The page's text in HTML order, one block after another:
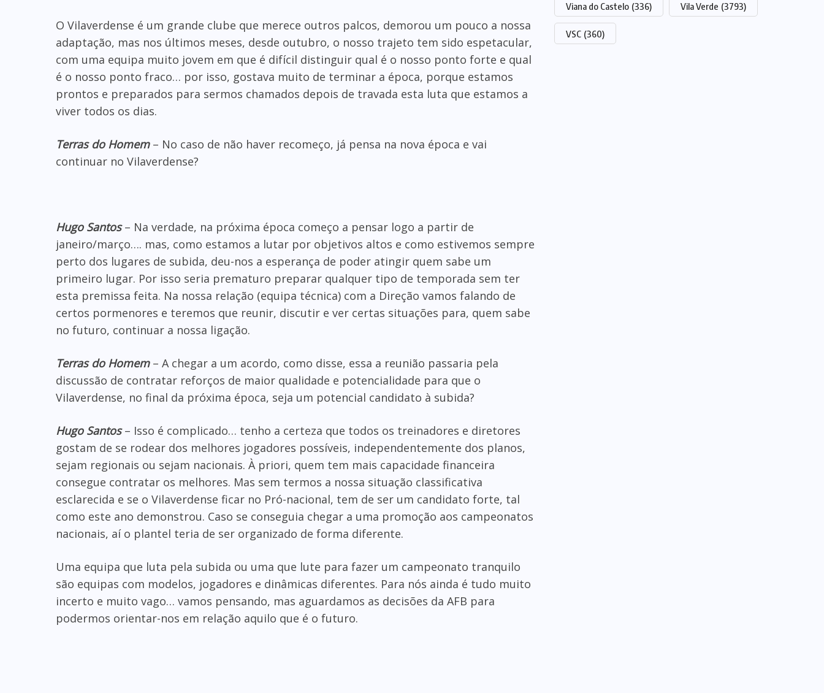
O Vilaverdense é um grande clube que merece outros palcos, demorou um pouco a nossa
adaptação, mas nos últimos meses, desde outubro, o nosso trajeto tem sido espetacular,
com uma equipa muito jovem em que é difícil distinguir qual é o nosso ponto forte e qual
é o nosso ponto fraco… por isso, gostava muito de terminar a época, porque estamos
prontos e preparados para sermos chamados depois de travada esta luta que estamos a
viver todos os dias.
Terras do Homem– No caso de não haver recomeço, já pensa na nova época e vai
continuar no Vilaverdense?
Hugo Santos– Na verdade, na próxima época começo a pensar logo a partir de
janeiro/março…. mas, como estamos a lutar por objetivos altos e como estivemos sempre
perto dos lugares de subida, deu-nos a esperança de poder atingir quem sabe um
primeiro lugar. Por isso seria prematuro preparar qualquer tipo de temporada sem ter
esta premissa feita. Na nossa relação (equipa técnica) com a Direção vamos falando de
certos pormenores e teremos que reunir, discutir e ver certas situações para, quem sabe
no futuro, continuar a nossa ligação.
Terras do Homem– A chegar a um acordo, como disse, essa a reunião passaria pela
discussão de contratar reforços de maior qualidade e potencialidade para que o
Vilaverdense, no final da próxima época, seja um potencial candidato à subida?
Hugo Santos – Isso é complicado… tenho a certeza que todos os treinadores e diretores
gostam de se rodear dos melhores jogadores possíveis, independentemente dos planos,
sejam regionais ou sejam nacionais. À priori, quem tem mais capacidade financeira
consegue contratar os melhores. Mas sem termos a nossa situação classificativa
esclarecida e se o Vilaverdense ficar no Pró-nacional, tem de ser um candidato forte, tal
como este ano demonstrou. Caso se conseguia chegar a uma promoção aos campeonatos
nacionais, aí o plantel teria de ser organizado de forma diferente.
Uma equipa que luta pela subida ou uma que lute para fazer um campeonato tranquilo
são equipas com modelos, jogadores e dinâmicas diferentes. Para nós ainda é tudo muito
incerto e muito vago… vamos pensando, mas aguardamos as decisões da AFB para
podermos orientar-nos em relação aquilo que é o futuro.
Viana do Castelo (336) Vila Verde (3793)
VSC (360)